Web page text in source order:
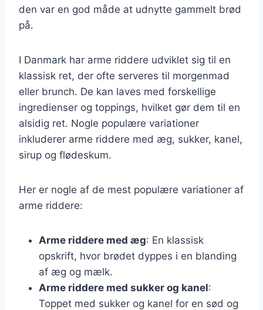
den var en god måde at udnytte gammelt brød
på.
I Danmark har arme riddere udviklet sig til en
klassisk ret, der ofte serveres til morgenmad
eller brunch. De kan laves med forskellige
ingredienser og toppings, hvilket gør dem til en
alsidig ret. Nogle populære variationer
inkluderer arme riddere med æg, sukker, kanel,
sirup og flødeskum.
Her er nogle af de mest populære variationer af
arme riddere:
Arme riddere med æg: En klassisk
opskrift, hvor brødet dyppes i en blanding
af æg og mælk.
Arme riddere med sukker og kanel:
Toppet med sukker og kanel for en sød og